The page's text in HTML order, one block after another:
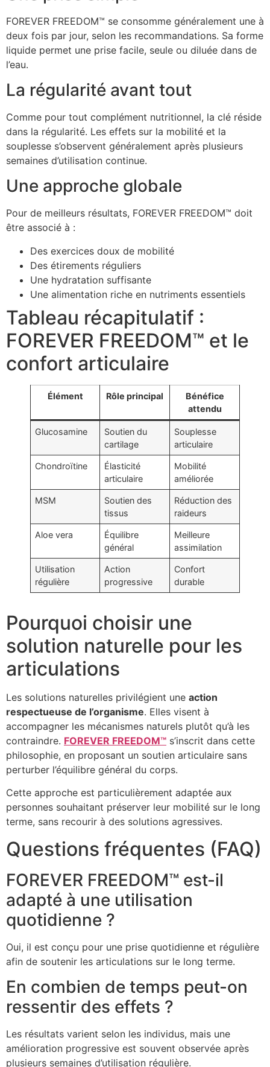
FOREVER FREEDOM™ se consomme généralement une à
deux fois par jour, selon les recommandations. Sa forme
liquide permet une prise facile, seule ou diluée dans de
l’eau.
La régularité avant tout
Comme pour tout complément nutritionnel, la clé réside
dans la régularité. Les effets sur la mobilité et la
souplesse s’observent généralement après plusieurs
semaines d’utilisation continue.
Une approche globale
Pour de meilleurs résultats, FOREVER FREEDOM™ doit
être associé à :
Des exercices doux de mobilité
Des étirements réguliers
Une hydratation suffisante
Une alimentation riche en nutriments essentiels
Tableau récapitulatif :
FOREVER FREEDOM™ et le
confort articulaire
Élément Rôle principal
Bénéfice
attendu
Glucosamine
Soutien du
cartilage
Souplesse
articulaire
Chondroïtine
Élasticité
articulaire
Mobilité
améliorée
MSM
Soutien des
tissus
Réduction des
raideurs
Aloe vera
Équilibre
général
Meilleure
assimilation
Utilisation
régulière
Action
progressive
Confort
durable
Pourquoi choisir une
solution naturelle pour les
articulations
Les solutions naturelles privilégient une action
respectueuse de l’organisme. Elles visent à
accompagner les mécanismes naturels plutôt qu’à les
contraindre. FOREVER FREEDOM™ s’inscrit dans cette
philosophie, en proposant un soutien articulaire sans
perturber l’équilibre général du corps.
Cette approche est particulièrement adaptée aux
personnes souhaitant préserver leur mobilité sur le long
terme, sans recourir à des solutions agressives.
Questions fréquentes (FAQ)
FOREVER FREEDOM™ est-il
adapté à une utilisation
quotidienne ?
Oui, il est conçu pour une prise quotidienne et régulière
afin de soutenir les articulations sur le long terme.
En combien de temps peut-on
ressentir des effets ?
Les résultats varient selon les individus, mais une
amélioration progressive est souvent observée après
plusieurs semaines d’utilisation régulière.